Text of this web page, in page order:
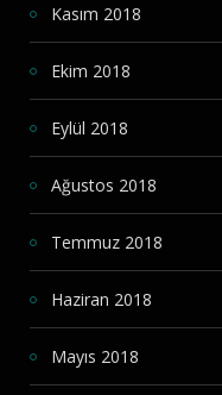
Kasım 2018
Ekim 2018
Eylül 2018
Ağustos 2018
Temmuz 2018
Haziran 2018
Mayıs 2018